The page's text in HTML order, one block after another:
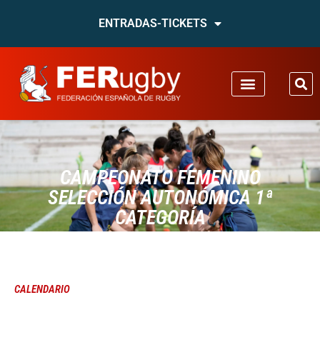
ENTRADAS-TICKETS
CAMPEONATO FEMENINO
SELECCIÓN AUTONÓMICA 1ª
CATEGORÍA
CALENDARIO